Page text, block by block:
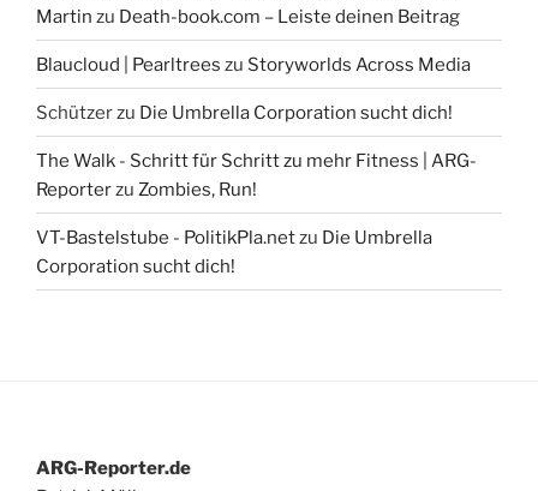
Martin zu Death-book.com – Leiste deinen Beitrag
Blaucloud | Pearltrees zu Storyworlds Across Media
Schützerzu Die Umbrella Corporation sucht dich!
The Walk - Schritt für Schritt zu mehr Fitness | ARG-
Reporterzu Zombies, Run!
VT-Bastelstube - PolitikPla.netzu Die Umbrella
Corporation sucht dich!
ARG-Reporter.de